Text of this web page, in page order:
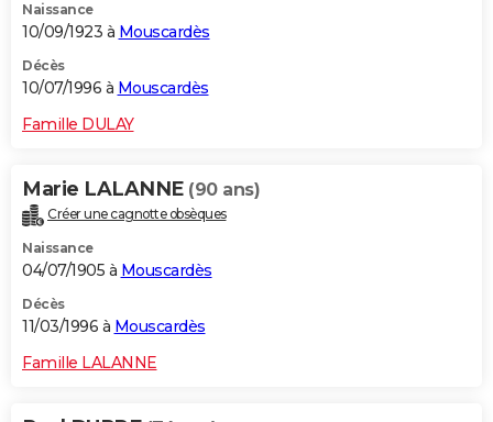
Naissance
10/09/1923 à Mouscardès
Décès
10/07/1996 à Mouscardès
Famille DULAY
Marie LALANNE (90 ans)
Créer une cagnotte obsèques
Naissance
04/07/1905 à Mouscardès
Décès
11/03/1996 à Mouscardès
Famille LALANNE